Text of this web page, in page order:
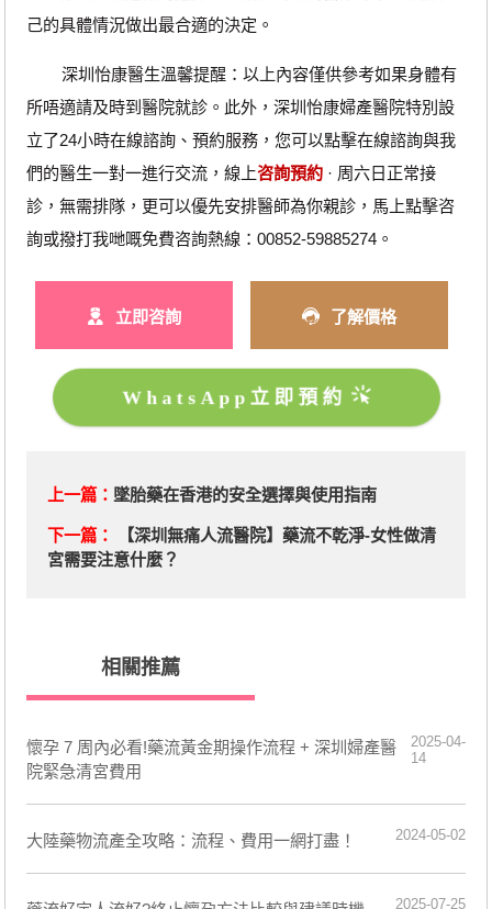
己的具體情況做出最合適的決定。
深圳怡康醫生溫馨提醒：以上內容僅供參考如果身體有
所唔適請及時到醫院就診。此外，深圳怡康婦產醫院特別設
立了24小時在線諮詢、預約服務，您可以點擊在線諮詢與我
們的醫生一對一進行交流，線上咨詢預約· ‎周六日正常接
診，無需排隊，更可以優先安排醫師為你親診，馬上點擊咨
詢或撥打我哋嘅免費咨詢熱線：00852-59885274。
立即咨詢 了解價格
WhatsApp立即預約
上一篇： 墜胎藥在香港的安全選擇與使用指南
下一篇：
【深圳無痛人流醫院】藥流不乾淨-女性做清
宮需要注意什麼？
相關推薦
懷孕 7 周內必看!藥流黃金期操作流程 + 深圳婦產醫
院緊急清宮費用
2025-04-
14
​大陸藥物流產全攻略：流程、費用一網打盡！ 2024-05-02
2025-07-25